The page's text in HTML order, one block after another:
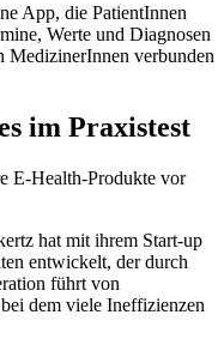
App, die PatientInnen
Werte und Diagnosen
MedizinerInnen verbunden
im Praxistest
E-Health-Produkte vor
hat mit ihrem Start-up
entwickelt, der durch
führt von
dem viele Ineffizienzen